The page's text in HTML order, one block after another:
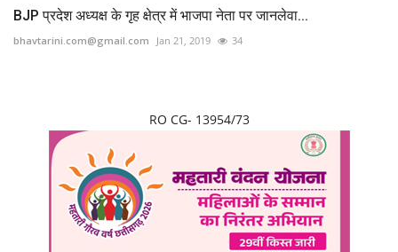
BJP प्रदेश अध्यक्ष के गृह क्षेत्र में भाजपा नेता पर जानलेवा...
bhavtarini.com@gmail.com Jan 21, 2019 34
RO CG- 13954/73